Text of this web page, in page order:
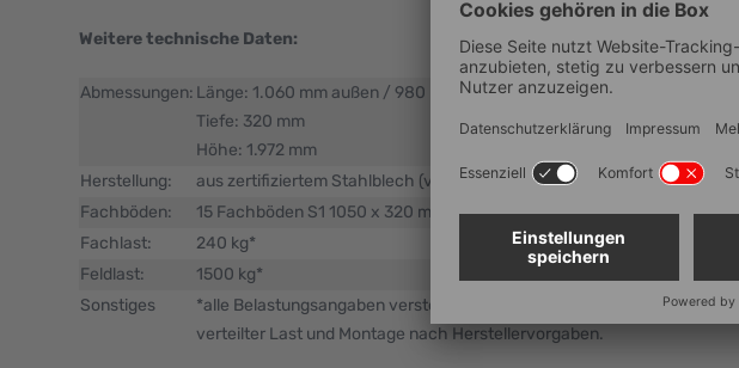
Weitere technische Daten:
Abmessungen: Länge: 1.060 mm außen / 980 mm im Lichten
Tiefe: 320 mm
Höhe: 1.972 mm
Herstellung:
aus zertifiziertem Stahlblech (verzinkt)
Fachböden:
15 Fachböden S1 1050 x 320 mm
Fachlast:
240 kg*
Feldlast:
1500 kg*
Sonstiges
*alle Belastungsangaben verstehen sich bei gleichmäßig
verteilter Last und Montage nach Herstellervorgaben.